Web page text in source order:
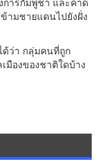
ามชายแดนไปยังฝั่ง
ด้ว่า กลุ่มคนที่ถูก
มืองของชาติใดบ้าง